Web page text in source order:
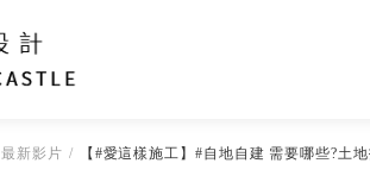
最新影片 【#愛這樣施工】#自地自建 需要哪些?土